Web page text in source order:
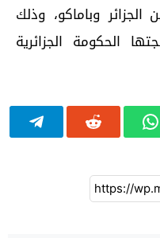
وباماكو، وذلك
الحكومة الجزائرية